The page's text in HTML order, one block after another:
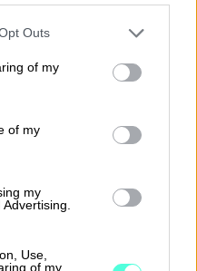
uses one or more Google
You may click to
and its third-party tags to
purposes in below Google
Outs
of my
of my
my
Use,
of my